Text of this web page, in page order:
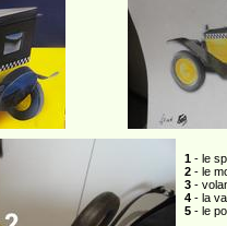
1 - le
2 - le
3 -
4 - la
5 - le